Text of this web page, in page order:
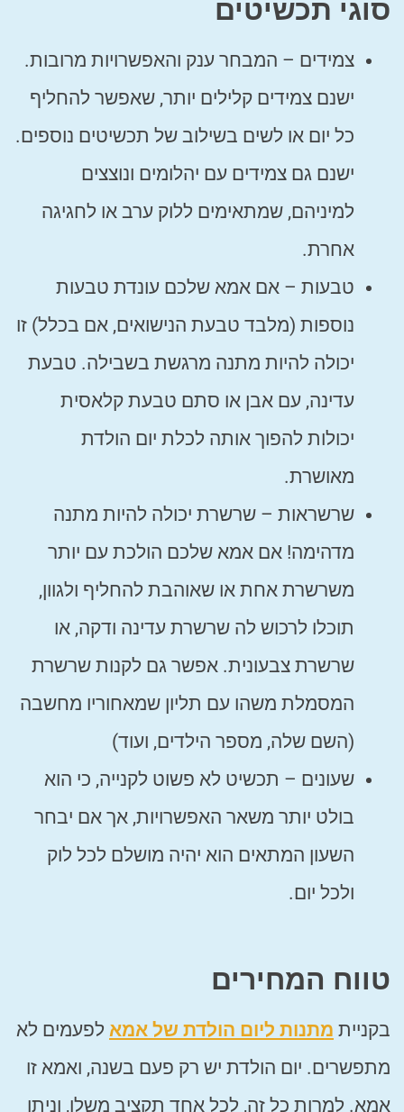
סוגי תכשיטים
צמידים – המבחר ענק והאפשרויות מרובות.
ישנם צמידים קלילים יותר, שאפשר להחליף
כל יום או לשים בשילוב של תכשיטים נוספים.
ישנם גם צמידים עם יהלומים ונוצצים
למיניהם, שמתאימים ללוק ערב או לחגיגה
אחרת.
טבעות – אם אמא שלכם עונדת טבעות
נוספות (מלבד טבעת הנישואים, אם בכלל) זו
יכולה להיות מתנה מרגשת בשבילה. טבעת
עדינה, עם אבן או סתם טבעת קלאסית
יכולות להפוך אותה לכלת יום הולדת
מאושרת.
שרשראות – שרשרת יכולה להיות מתנה
מדהימה! אם אמא שלכם הולכת עם יותר
משרשרת אחת או שאוהבת להחליף ולגוון,
תוכלו לרכוש לה שרשרת עדינה ודקה, או
שרשרת צבעונית. אפשר גם לקנות שרשרת
המסמלת משהו עם תליון שמאחוריו מחשבה
(השם שלה, מספר הילדים, ועוד)
שעונים – תכשיט לא פשוט לקנייה, כי הוא
בולט יותר משאר האפשרויות, אך אם יבחר
השעון המתאים הוא יהיה מושלם לכל לוק
ולכל יום.
טווח המחירים
בקניית מתנות ליום הולדת של אמא לפעמים לא
מתפשרים. יום הולדת יש רק פעם בשנה, ואמא זו
אמא. למרות כל זה, לכל אחד תקציב משלו, וניתן